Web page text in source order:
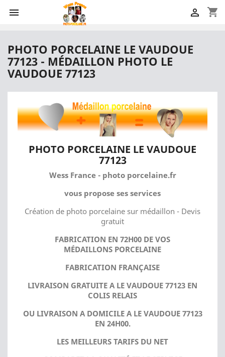
 shopping_cart

PHOTO PORCELAINE LE VAUDOUE
77123 - MÉDAILLON PHOTO LE
VAUDOUE 77123
PHOTO PORCELAINE LE VAUDOUE
77123
Wess France - photo porcelaine.fr
vous propose ses services
Création de photo porcelaine sur médaillon - Devis
gratuit
FABRICATION EN 72H00 DE VOS
MÉDAILLONS PORCELAINE
FABRICATION FRANÇAISE
LIVRAISON GRATUITE A LE VAUDOUE 77123 EN
COLIS RELAIS
OU LIVRAISON A DOMICILE A LE VAUDOUE 77123
EN 24H00.
LES MEILLEURS TARIFS DU NET